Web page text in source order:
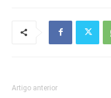
Artigo anterior